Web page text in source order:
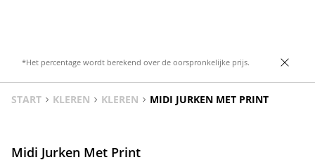
*Het percentage wordt berekend over de oorspronkelijke prijs.
START KLEREN KLEREN MIDI JURKEN MET PRINT
Midi Jurken Met Print